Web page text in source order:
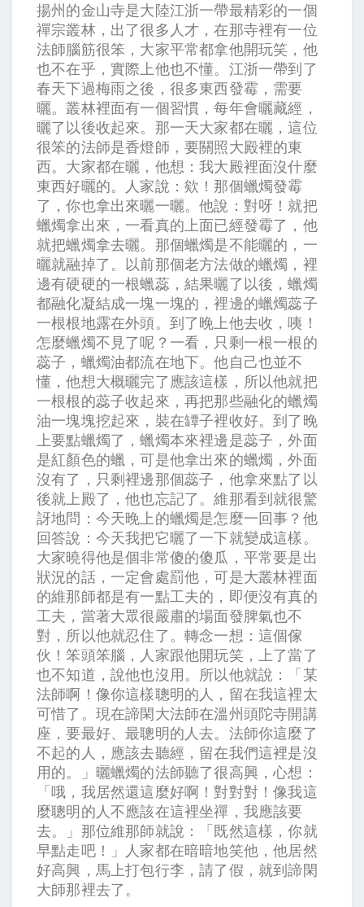
揚州的金山寺是大陸江浙一帶最精彩的一個
禪宗叢林，出了很多人才，在那寺裡有一位
法師腦筋很笨，大家平常都拿他開玩笑，他
也不在乎，實際上他也不懂。江浙一帶到了
春天下過梅雨之後，很多東西發霉，需要
曬。叢林裡面有一個習慣，每年會曬藏經，
曬了以後收起來。那一天大家都在曬，這位
很笨的法師是香燈師，要關照大殿裡的東
西。大家都在曬，他想：我大殿裡面沒什麼
東西好曬的。人家說：欸！那個蠟燭發霉
了，你也拿出來曬一曬。他說：對呀！就把
蠟燭拿出來，一看真的上面已經發霉了，他
就把蠟燭拿去曬。那個蠟燭是不能曬的，一
曬就融掉了。以前那個老方法做的蠟燭，裡
邊有硬硬的一根蠟蕊，結果曬了以後，蠟燭
都融化凝結成一塊一塊的，裡邊的蠟燭蕊子
一根根地露在外頭。到了晚上他去收，咦！
怎麼蠟燭不見了呢？一看，只剩一根一根的
蕊子，蠟燭油都流在地下。他自己也並不
懂，他想大概曬完了應該這樣，所以他就把
一根根的蕊子收起來，再把那些融化的蠟燭
油一塊塊挖起來，裝在罈子裡收好。到了晚
上要點蠟燭了，蠟燭本來裡邊是蕊子，外面
是紅顏色的蠟，可是他拿出來的蠟燭，外面
沒有了，只剩裡邊那個蕊子，他拿來點了以
後就上殿了，他也忘記了。維那看到就很驚
訝地問：今天晚上的蠟燭是怎麼一回事？他
回答說：今天我把它曬了一下就變成這樣。
大家曉得他是個非常傻的傻瓜，平常要是出
狀況的話，一定會處罰他，可是大叢林裡面
的維那師都是有一點工夫的，即便沒有真的
工夫，當著大眾很嚴肅的場面發脾氣也不
對，所以他就忍住了。轉念一想：這個傢
伙！笨頭笨腦，人家跟他開玩笑，上了當了
也不知道，說他也沒用。所以他就說：「某
法師啊！像你這樣聰明的人，留在我這裡太
可惜了。現在諦閑大法師在溫州頭陀寺開講
座，要最好、最聰明的人去。法師你這麼了
不起的人，應該去聽經，留在我們這裡是沒
用的。」曬蠟燭的法師聽了很高興，心想：
「哦，我居然還這麼好啊！對對對！像我這
麼聰明的人不應該在這裡坐禪，我應該要
去。」那位維那師就說：「既然這樣，你就
早點走吧！」人家都在暗暗地笑他，他居然
好高興，馬上打包行李，請了假，就到諦閑
大師那裡去了。